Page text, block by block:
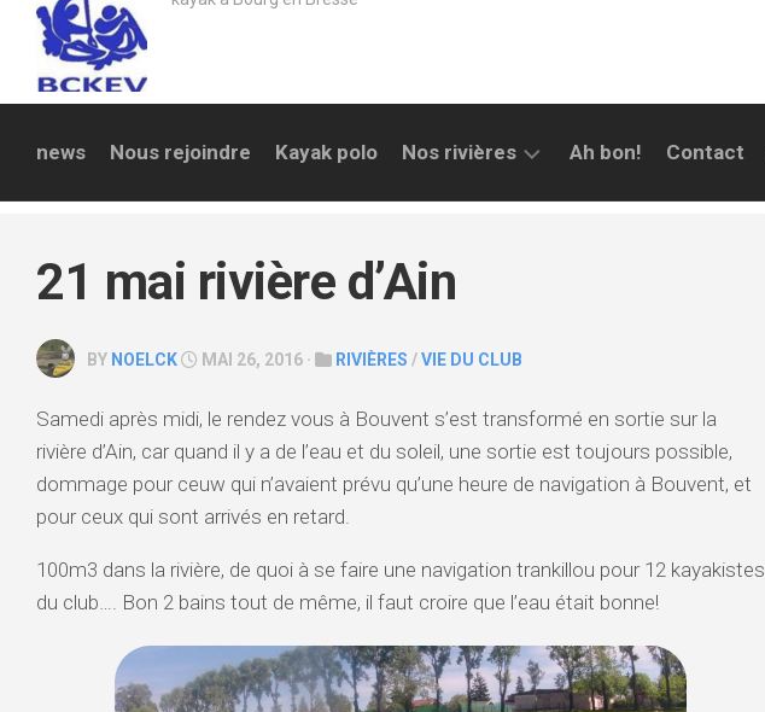
news Nous rejoindre Kayak polo Nos rivières
SURAN
AIN
BRÉNAZ
ALBARINE
VALSERINE
HAUTES
ALPES
Ah bon! Contact
21 mai rivière d’Ain
BY NOELCK MAI 26, 2016 · RIVIÈRES /VIE DU CLUB
Samedi après midi, le rendez vous à Bouvent s’est transformé en sortie sur la
rivière d’Ain, car quand il y a de l’eau et du soleil, une sortie est toujours possible,
dommage pour ceuw qui n’avaient prévu qu’une heure de navigation à Bouvent, et
pour ceux qui sont arrivés en retard.
100m3 dans la rivière, de quoi à se faire une navigation trankillou pour 12 kayakistes
du club…. Bon 2 bains tout de même, il faut croire que l’eau était bonne!